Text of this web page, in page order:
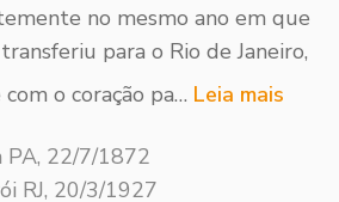
no mesmo ano em que
para o Rio de Janeiro,
o coração pa… Leia mais
PA, 22/7/1872
RJ, 20/3/1927